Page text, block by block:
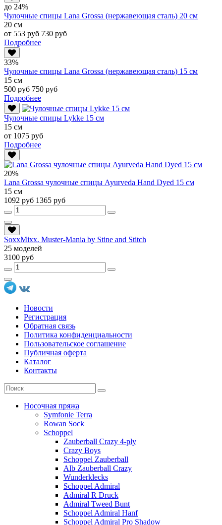
до 24%
Чулочные спицы Lana Grossa (нержавеющая сталь) 20 см
20 см
от 553 руб 730 руб
Подробнее
33%
Чулочные спицы Lana Grossa (нержавеющая сталь) 15 см
15 см
500 руб 750 руб
Подробнее
Чулочные спицы Lykke 15 см
15 см
от 1075 руб
Подробнее
20%
Lana Grossa чулочные спицы Ayurveda Hand Dyed 15 см
15 см
1092 руб 1365 руб
SoxxMixx. Muster-Mania by Stine and Stitch
25 моделей
3100 руб
Новости
Регистрация
Обратная связь
Политика конфиденциальности
Пользовательское соглашение
Публичная оферта
Каталог
Контакты
Носочная пряжа
Symfonie Terra
Rowan Sock
Schoppel
Zauberball Crazy 4-ply
Crazy Boys
Schoppel Zauberball
Alb Zauberball Crazy
Wunderklecks
Schoppel Admiral
Admiral R Druck
Admiral Tweed Bunt
Schoppel Admiral Hanf
Schoppel Admiral Pro Shadow